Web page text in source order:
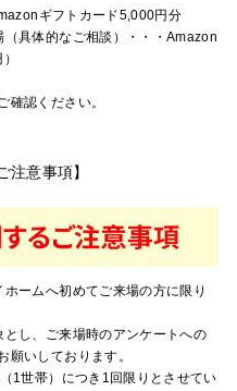
ギフトカード5,000円分
具体的なご相談）・・・Amazon
認ください。
注意事項】
ームへ初めてご来場の方に限り
し、ご来場時のアンケートへの
願いしております。
1世帯）につき1回限りとさせてい